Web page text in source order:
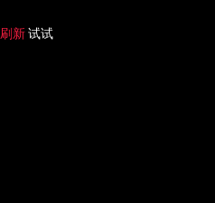
刷新 试试